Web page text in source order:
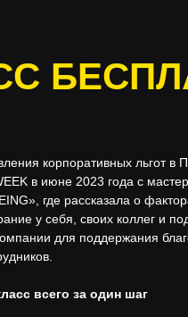
корпоративных льгот в
в июне 2023 года с
где рассказала о
у себя, своих коллег и
для поддержания
всего за один шаг